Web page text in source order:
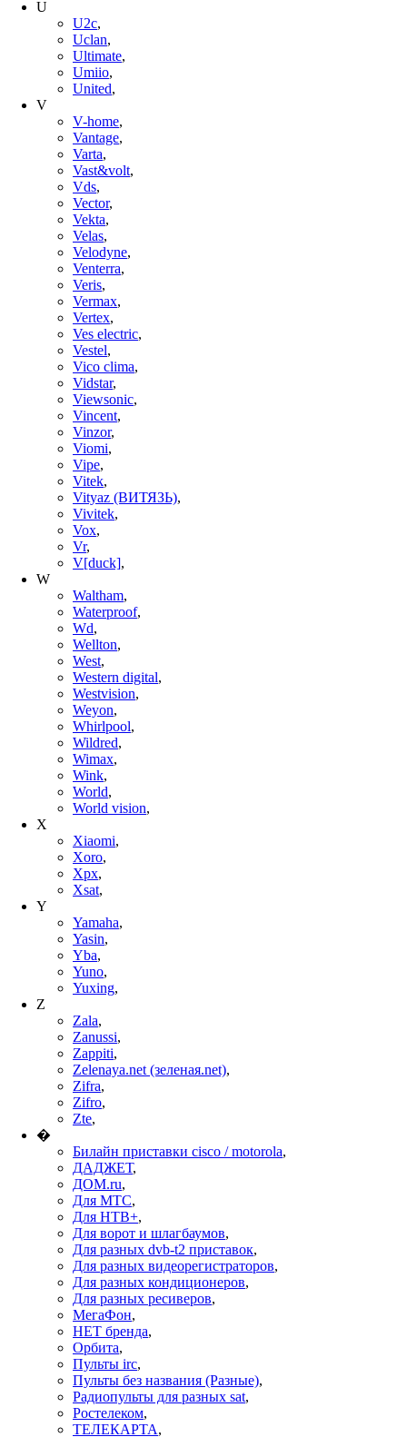
U
U2c,
Uclan,
Ultimate,
Umiio,
United,
V
V-home,
Vantage,
Varta,
Vast&volt,
Vds,
Vector,
Vekta,
Velas,
Velodyne,
Venterra,
Veris,
Vermax,
Vertex,
Ves electric,
Vestel,
Vico clima,
Vidstar,
Viewsonic,
Vincent,
Vinzor,
Viomi,
Vipe,
Vitek,
Vityaz (ВИТЯЗЬ),
Vivitek,
Vox,
Vr,
V[duck],
W
Waltham,
Waterproof,
Wd,
Wellton,
West,
Western digital,
Westvision,
Weyon,
Whirlpool,
Wildred,
Wimax,
Wink,
World,
World vision,
X
Xiaomi,
Xoro,
Xpx,
Xsat,
Y
Yamaha,
Yasin,
Yba,
Yuno,
Yuxing,
Z
Zala,
Zanussi,
Zappiti,
Zelenaya.net (зеленая.net),
Zifra,
Zifro,
Zte,
�
Билайн приставки cisco / motorola,
ДАДЖЕТ,
ДОМ.ru,
Для МТС,
Для НТВ+,
Для ворот и шлагбаумов,
Для разных dvb-t2 приставок,
Для разных видеорегистраторов,
Для разных кондиционеров,
Для разных ресиверов,
МегаФон,
НЕТ бренда,
Орбита,
Пульты irc,
Пульты без названия (Разные),
Радиопульты для разных sat,
Ростелеком,
ТЕЛЕКАРТА,